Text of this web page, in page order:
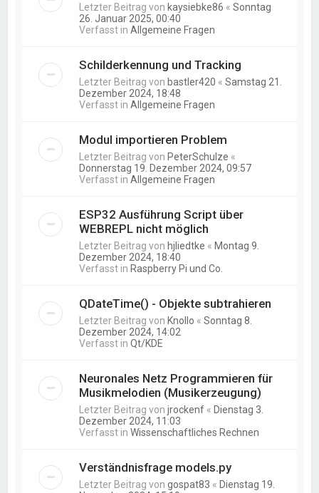
Letzter Beitrag von kaysiebke86 «Sonntag
26. Januar 2025, 00:40
Verfasst inAllgemeine Fragen
Schilderkennung und Tracking
Letzter Beitrag von bastler420 «Samstag 21.
Dezember 2024, 18:48
Verfasst inAllgemeine Fragen
Modul importieren Problem
Letzter Beitrag von PeterSchulze «
Donnerstag 19. Dezember 2024, 09:57
Verfasst inAllgemeine Fragen
ESP32 Ausführung Script über
WEBREPL nicht möglich
Letzter Beitrag von hjliedtke « Montag 9.
Dezember 2024, 18:40
Verfasst in Raspberry Pi und Co.
QDateTime() - Objekte subtrahieren
Letzter Beitrag von Knollo «Sonntag 8.
Dezember 2024, 14:02
Verfasst inQt/KDE
Neuronales Netz Programmieren für
Musikmelodien (Musikerzeugung)
Letzter Beitrag vonjrockenf « Dienstag 3.
Dezember 2024, 11:03
Verfasst inWissenschaftliches Rechnen
Verständnisfrage models.py
Letzter Beitrag vongospat83 « Dienstag 19.